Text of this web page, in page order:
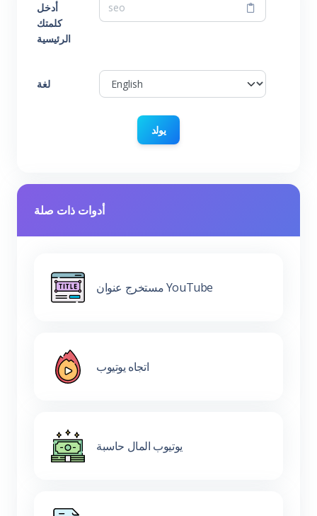
أدخل
كلمتك
الرئيسية
لغة
يولد
أدوات ذات صلة
مستخرج عنوان YouTube
اتجاه يوتيوب
يوتيوب المال حاسبة